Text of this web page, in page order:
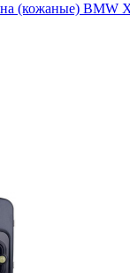
(кожаные) BMW